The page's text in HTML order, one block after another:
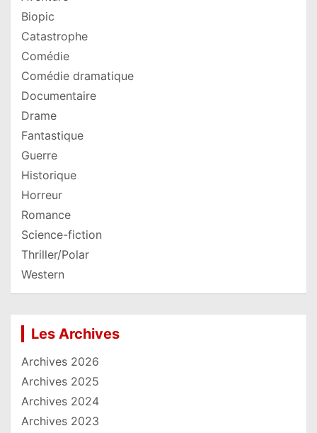
Biopic
Catastrophe
Comédie
Comédie dramatique
Documentaire
Drame
Fantastique
Guerre
Historique
Horreur
Romance
Science-fiction
Thriller/Polar
Western
Les Archives
Archives 2026
Archives 2025
Archives 2024
Archives 2023